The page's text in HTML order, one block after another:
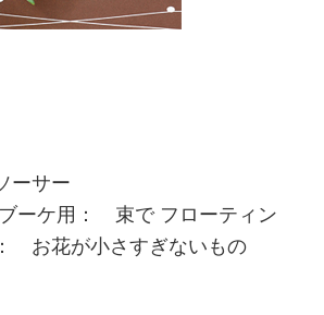
ーサー
ブーケ用： 束でフローティン
お花が小さすぎないもの